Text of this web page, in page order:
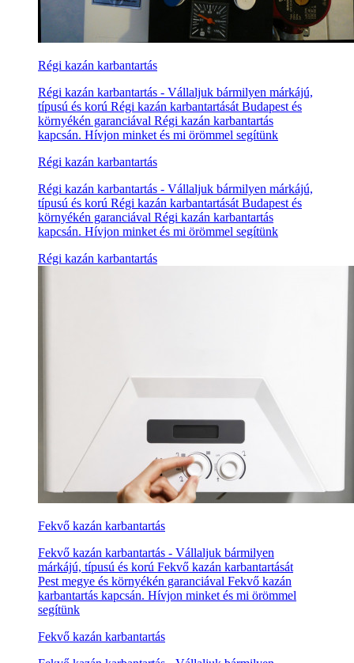
Régi kazán karbantartás
Régi kazán karbantartás - Vállaljuk bármilyen márkájú,
típusú és korú Régi kazán karbantartását Budapest és
környékén garanciával Régi kazán karbantartás
kapcsán. Hívjon minket és mi örömmel segítünk
Régi kazán karbantartás
Régi kazán karbantartás - Vállaljuk bármilyen márkájú,
típusú és korú Régi kazán karbantartását Budapest és
környékén garanciával Régi kazán karbantartás
kapcsán. Hívjon minket és mi örömmel segítünk
Régi kazán karbantartás
Fekvő kazán karbantartás
Fekvő kazán karbantartás - Vállaljuk bármilyen
márkájú, típusú és korú Fekvő kazán karbantartását
Pest megye és környékén garanciával Fekvő kazán
karbantartás kapcsán. Hívjon minket és mi örömmel
segítünk
Fekvő kazán karbantartás